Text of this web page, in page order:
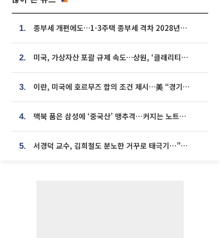
1. 종부세 개편에도…1·3주택 종부세 격차 2028년부터 확대
2. 미국, 가상자산 포괄 규제 속도…상원, ‘클래리티법’ 9월 절차투표 추진
3. 이란, 미국에 호르무즈 합의 조건 제시…美 “경기 아직 안 끝나” [종합]
4. 맥북 품은 삼성에 ‘중국산’ 맹추격⋯커지는 노트북 OLED 시장
5. 서경덕 교수, 김희철도 분노한 거꾸로 태극기⋯"엉터리는 아냐, 아쉬울 뿐"